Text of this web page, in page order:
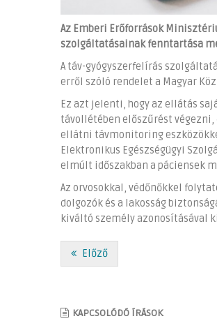
Az Emberi Erőforrások
szolgáltatásainak fenntartása
A táv-gyógyszerfelírás
erről szóló rendelet a Magyar
Ez azt jelenti, hogy az ellátás
távollétében előszűrést
ellátni távmonitoring
Elektronikus Egészségügyi
elmúlt időszakban a páciensek
Az orvosokkal, védőnőkkel
dolgozók és a lakosság
kiváltó személy azonosításával
Előző
KAPCSOLÓDÓ ÍRÁSOK